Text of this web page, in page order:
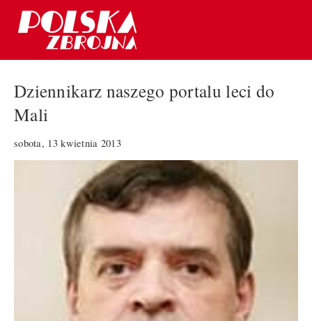
Dziennikarz naszego portalu leci do
Mali
sobota, 13 kwietnia 2013